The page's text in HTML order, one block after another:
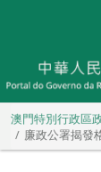
澳門特別行政區
廉政公署揭發